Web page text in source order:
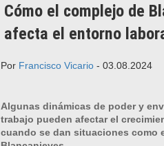
Cómo el complejo de
afecta el entorno
Por Francisco Vicario - 03.08.2024
Algunas dinámicas de poder y
trabajo pueden afectar el
cuando se dan situaciones como